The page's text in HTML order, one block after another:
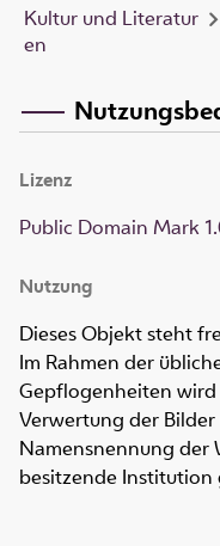
Kultur und Literatur
en
Lizenz
Public Domain Mark
Nutzung
Dieses Objekt steht
Im Rahmen der
Gepflogenheiten
Verwertung der
Namensnennung der
besitzende Institution